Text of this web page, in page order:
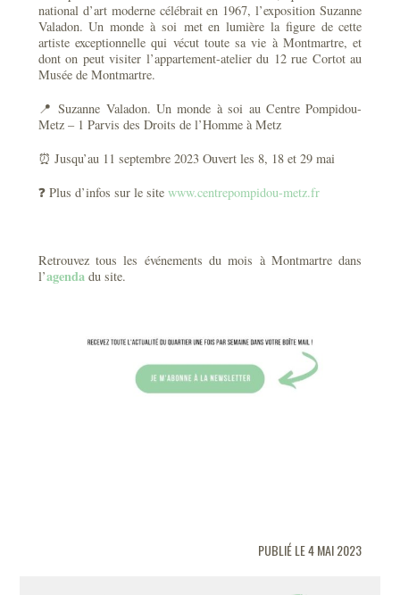
national d’art moderne célébrait en 1967, l’exposition Suzanne
Valadon. Un monde à soi met en lumière la figure de cette
artiste exceptionnelle qui vécut toute sa vie à Montmartre, et
dont on peut visiter l’appartement-atelier du 12 rue Cortot au
Musée de Montmartre.
📍 Suzanne Valadon. Un monde à soi au Centre Pompidou-
Metz – 1 Parvis des Droits de l’Homme à Metz
⏰ Jusqu’au 11 septembre 2023 Ouvert les 8, 18 et 29 mai
❓ Plus d’infos sur le site www.centrepompidou-metz.fr
Retrouvez tous les événements du mois à Montmartre dans
l’agenda du site.
PUBLIÉ LE 4 MAI 2023